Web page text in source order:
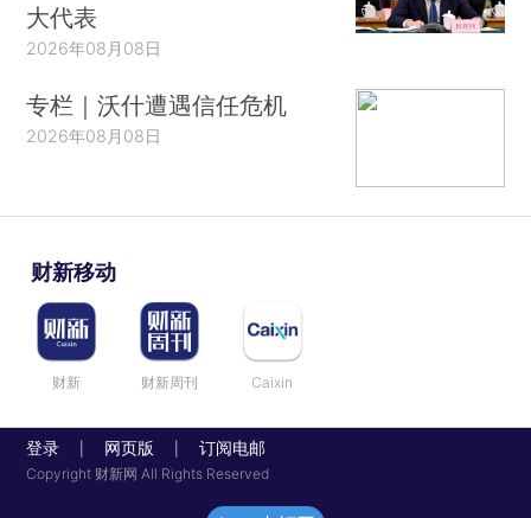
大代表
2026年08月08日
专栏｜沃什遭遇信任危机
2026年08月08日
财新移动
财新 财新周刊 Caixin
登录 网页版 订阅电邮
Copyright 财新网 All Rights Reserved